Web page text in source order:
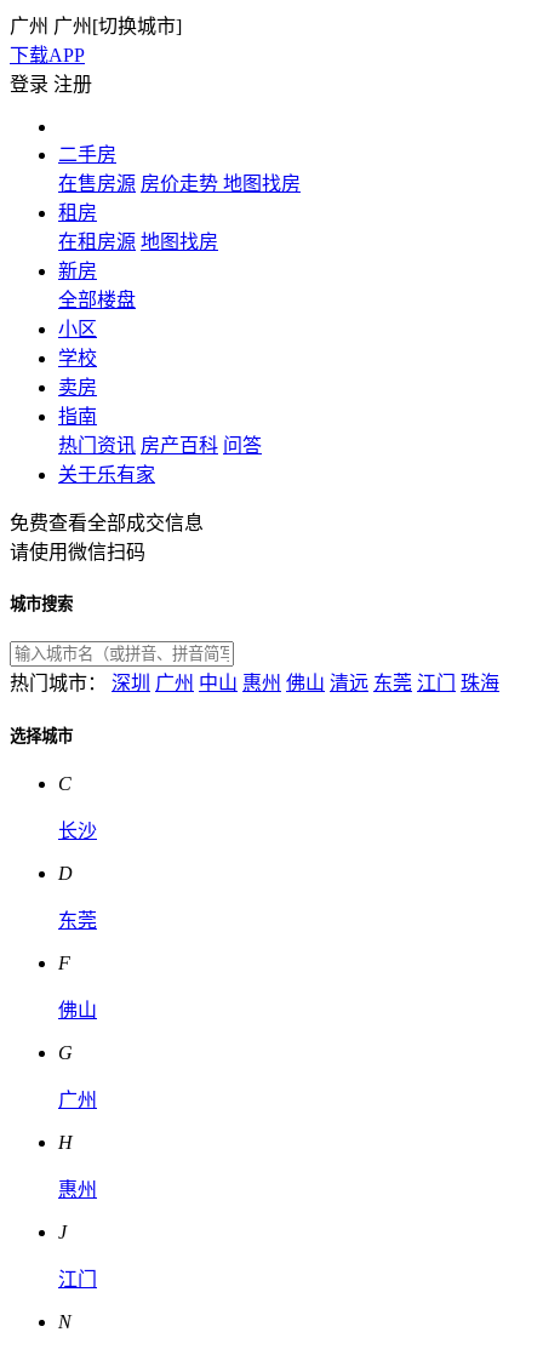
广州 广州[切换城市]
下载APP
登录 注册
二手房
在售房源 房价走势 地图找房
租房
在租房源 地图找房
新房
全部楼盘
小区
学校
卖房
指南
热门资讯 房产百科 问答
关于乐有家
免费查看全部成交信息
请使用微信扫码
城市搜索
热门城市： 深圳 广州 中山 惠州 佛山 清远 东莞 江门 珠海
选择城市
C
长沙
D
东莞
F
佛山
G
广州
H
惠州
J
江门
N